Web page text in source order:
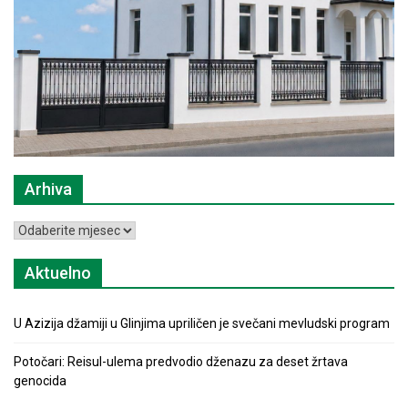
Arhiva
Arhiva
Aktuelno
U Azizija džamiji u Glinjima upriličen je svečani mevludski program
Potočari: Reisul-ulema predvodio dženazu za deset žrtava
genocida